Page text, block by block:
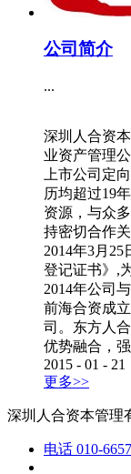
公司简介
...
深圳人合资
业资产管理
上市公司定
历均超过19
资源，与众
持密切合作
2014年3月
登记证书》,
2014年公司
前海合资成
司。东方人
优势融合，
2015 - 01 - 21
更多>>
深圳人合资本管理
电话 010-